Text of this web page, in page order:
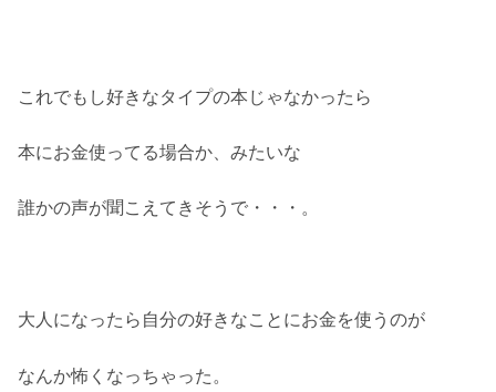
これでもし好きなタイプの本じゃなかったら
本にお金使ってる場合か、みたいな
誰かの声が聞こえてきそうで・・・。
大人になったら自分の好きなことにお金を使うのが
なんか怖くなっちゃった。